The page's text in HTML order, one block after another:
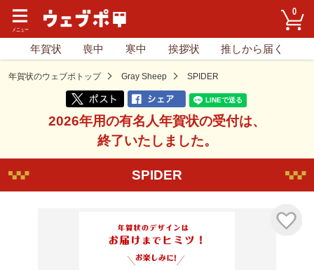
0
年賀状 喪中 寒中 挨拶状 推しから届く
年賀状のウェブポトップ Gray Sheep SPIDER
2026年用の有名人年賀状の受付は、
終了いたしました。
SPIDER